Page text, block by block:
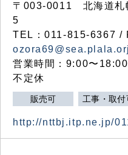
〒003-0011 北海道札
5
TEL：011-815-6367 /
営業時間：9:00〜
不定休
販売可 工事・取付
http://nttbj.itp.ne.jp/